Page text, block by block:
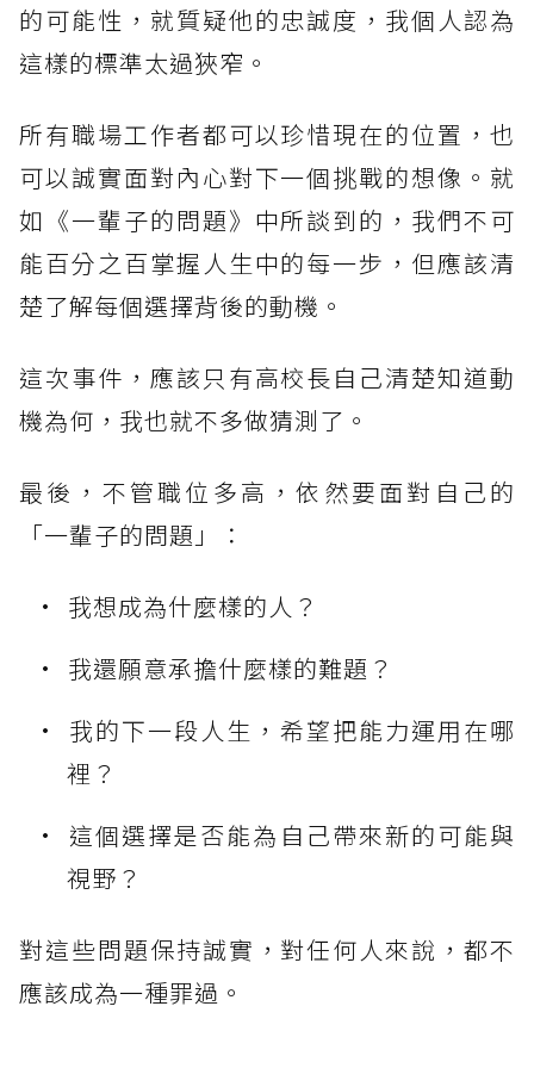
的可能性，就質疑他的忠誠度，我個人認為
這樣的標準太過狹窄。
所有職場工作者都可以珍惜現在的位置，也
可以誠實面對內心對下一個挑戰的想像。就
如《一輩子的問題》中所談到的，我們不可
能百分之百掌握人生中的每一步，但應該清
楚了解每個選擇背後的動機。
這次事件，應該只有高校長自己清楚知道動
機為何，我也就不多做猜測了。
最後，不管職位多高，依然要面對自己的
「一輩子的問題」：
我想成為什麼樣的人？
我還願意承擔什麼樣的難題？
我的下一段人生，希望把能力運用在哪
裡？
這個選擇是否能為自己帶來新的可能與
視野？
對這些問題保持誠實，對任何人來說，都不
應該成為一種罪過。